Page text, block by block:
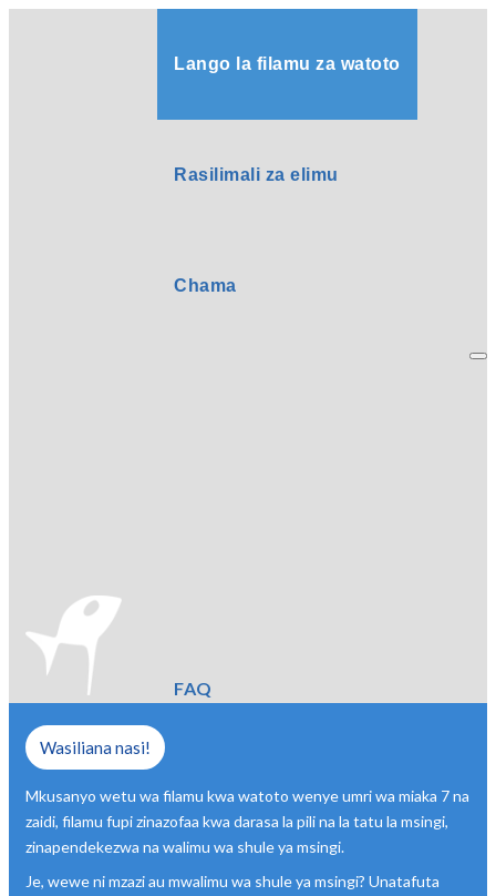
Lango la filamu za watoto
Rasilimali za elimu
Chama
FAQ
Wasiliana nasi!
Mkusanyo wetu wa filamu kwa watoto wenye umri wa miaka 7 na
zaidi, filamu fupi zinazofaa kwa darasa la pili na la tatu la msingi,
zinapendekezwa na walimu wa shule ya msingi.
Je, wewe ni mzazi au mwalimu wa shule ya msingi? Unatafuta